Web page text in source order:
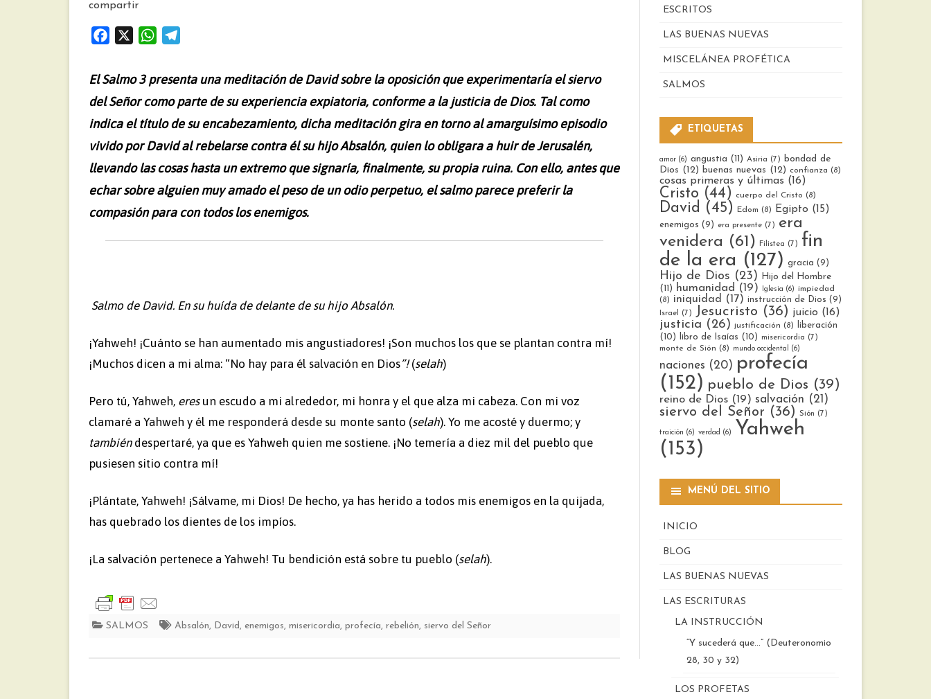
compartir
b
o
o
W
s
A
p
g
r
a
El Salmo 3 presenta una meditación de David sobre la oposición que experimentaría el siervo
del Señor como parte de su experiencia expiatoria, conforme a la justicia de Dios. Tal como
indica el título de su encabezamiento, dicha meditación gira en torno al amarguísimo episodio
vivido por David al rebelarse contra él su hijo Absalón, quien lo obligara a huir de Jerusalén,
llevando las cosas hasta un extremo que signaría, finalmente, su propia ruina. Con ello, antes que
echar sobre alguien muy amado el peso de un odio perpetuo, el salmo parece preferir la
compasión para con todos los enemigos.
Salmo de David. En su huída de delante de su hijo Absalón.
¡Yahweh! ¡Cuánto se han aumentado mis angustiadores! ¡Son muchos los que se plantan contra mí!
¡Muchos dicen a mi alma: “No hay para él salvación en Dios”!(selah)
Pero tú, Yahweh, eresun escudo a mi alrededor, mi honra y el que alza mi cabeza. Con mi voz
clamaré a Yahweh y él me responderá desde su monte santo (selah). Yo me acosté y duermo; y
tambiéndespertaré, ya que es Yahweh quien me sostiene. ¡No temería a diez mil del pueblo que
pusiesen sitio contra mí!
¡Plántate, Yahweh! ¡Sálvame, mi Dios! De hecho, ya has herido a todos mis enemigos en la quijada,
has quebrado los dientes de los impíos.
¡La salvación pertenece a Yahweh! Tu bendición está sobre tu pueblo (selah).
SALMOS Absalón, David , enemigos, misericordia, profecía, rebelión, siervo del Señor
ESCRITOS
LAS BUENAS NUEVAS
MISCELÁNEA PROFÉTICA
SALMOS
ETIQUETAS
amor(6) angustia (11) Asiria (7) bondad de
Dios (12) buenas nuevas (12) confianza (8)
cosas primeras y últimas (16)
Cristo (44) cuerpo del Cristo (8)
David (45) Edom (8) Egipto (15)
enemigos (9) era presente(7) era
venidera (61) Filistea (7) fin
de la era (127) gracia (9)
Hijo de Dios (23)
Hijo del Hombre
(11)
humanidad (19) Iglesia (6) impiedad
(8) iniquidad (17) instrucción de Dios (9)
Israel (7) Jesucristo (36) juicio (16)
justicia (26) justificación (8)
liberación
(10)
libro de Isaías (10) misericordia (7)
monte de Sión (8) mundo occidental (6)
naciones (20) profecía
(152) pueblo de Dios (39)
reino de Dios(19) salvación (21)
siervo del Señor (36) Sión (7)
traición (6) verdad (6)
Yahweh
(153)
MENÚ DEL SITIO
INICIO
BLOG
LAS BUENAS NUEVAS
LAS ESCRITURAS
LA INSTRUCCIÓN
“Y sucederá que…” (Deuteronomio
28, 30 y 32)
LOS PROFETAS